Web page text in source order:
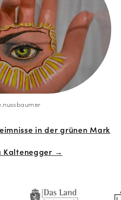
in der grünen Mark
Kaltenegger →